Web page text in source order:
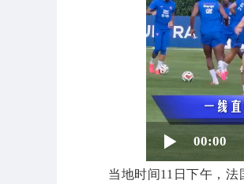
00:00
当地时间11日下午，